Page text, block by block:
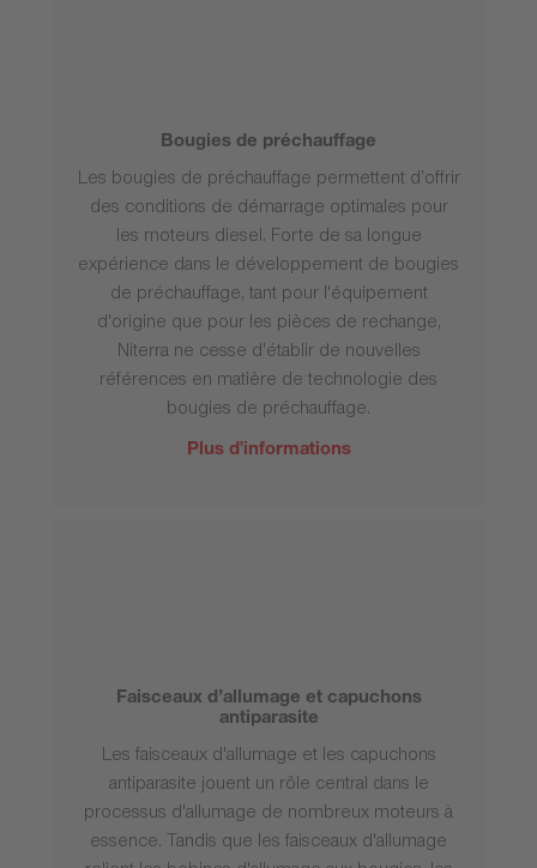
Bougies de préchauffage
Les bougies de préchauffage permettent d’offrir
des conditions de démarrage optimales pour
les moteurs diesel. Forte de sa longue
expérience dans le développement de bougies
de préchauffage, tant pour l'équipement
d'origine que pour les pièces de rechange,
Niterra ne cesse d'établir de nouvelles
références en matière de technologie des
bougies de préchauffage.
Plus d'informations
Faisceaux d’allumage et capuchons
antiparasite
Les faisceaux d'allumage et les capuchons
antiparasite jouent un rôle central dans le
processus d'allumage de nombreux moteurs à
essence. Tandis que les faisceaux d'allumage